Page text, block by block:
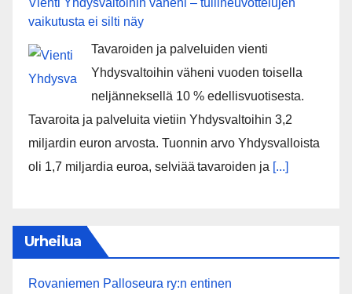
vaikutusta ei silti näy
Tavaroiden ja palveluiden vienti
Yhdysvaltoihin väheni vuoden toisella
neljänneksellä 10 % edellisvuotisesta.
Tavaroita ja palveluita vietiin Yhdysvaltoihin 3,2
miljardin euron arvosta. Tuonnin arvo Yhdysvalloista
oli 1,7 miljardia euroa, selviää tavaroiden ja [...]
Urheilua
Rovaniemen Palloseura ry:n entinen